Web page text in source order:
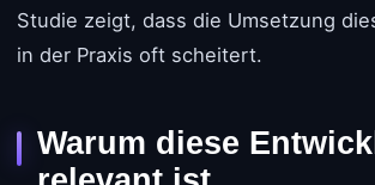
Studie zeigt, dass die Umsetzung
in der Praxis oft scheitert.
Warum diese